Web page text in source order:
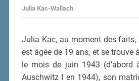
Julia Kac-Wallach
Julia Kac, au moment des faits,
est âgée de 19 ans, et se trouve
le mois de juin 1943 (d’abord
Auschwitz I en 1944), son